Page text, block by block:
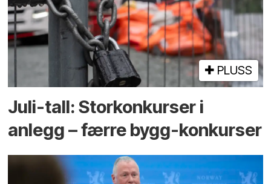
PLUSS
Juli-tall: Storkonkurser i
anlegg – færre bygg-konkurser